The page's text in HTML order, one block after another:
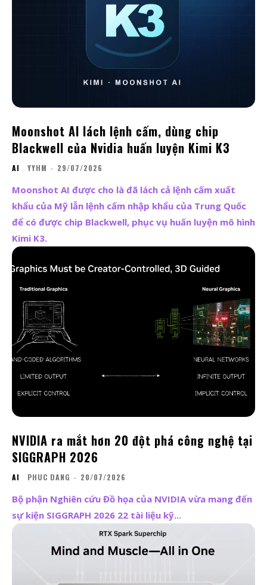
Moonshot AI lách lệnh cấm, dùng chip
Blackwell của Nvidia huấn luyện Kimi K3
AI YYHM - 29/07/2026
Moonshot AI được cho là đã lách cả lệnh cấm xuất
khẩu của Mỹ lẫn lệnh cấm nhập khẩu của Trung Quốc
để có được chip Blackwell, phục vụ huấn luyện mô hình
Kimi K3.
NVIDIA ra mắt hơn 20 đột phá công nghệ tại
SIGGRAPH 2026
AI PHUC DANG - 20/07/2026
Bộ phận Nghiên cứu Đồ họa của NVIDIA vừa mang đến
sự kiện SIGGRAPH 2026 22 tài liệu kỹ...